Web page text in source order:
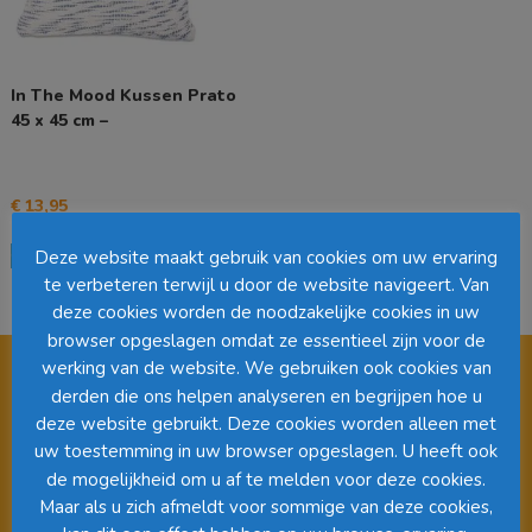
In The Mood Kussen Prato
45 x 45 cm –
€13,95
Opties selecterenproduct
heeft
meerdere
variaties.
Deze
optie
gekozen
worden
op
de
Videospeler
Deze website maakt gebruik van cookies om uw ervaring
te verbeteren terwijl u door de website navigeert. Van
deze cookies worden de noodzakelijke cookies in uw
browser opgeslagen omdat ze essentieel zijn voor de
werking van de website. We gebruiken ook cookies van
derden die ons helpen analyseren en begrijpen hoe u
deze website gebruikt. Deze cookies worden alleen met
uw toestemming in uw browser opgeslagen. U heeft ook
de mogelijkheid om u af te melden voor deze cookies.
Maar als u zich afmeldt voor sommige van deze cookies,